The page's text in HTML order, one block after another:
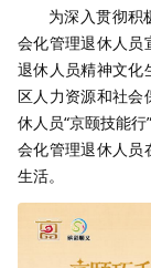
为深入贯彻积
会化管理退休人员
退休人员精神文化
区人力资源和社会
休人员“京颐技能
会化管理退休人员
生活。